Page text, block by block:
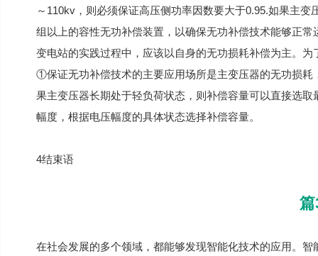
～110kv，则必须保证高压侧功率因数要大于0.95.如果主
组以上的容性无功补偿装置，以确保无功补偿技术能够正
变电站的实践过程中，应该以自身的无功损耗补偿为主。
①保证无功补偿技术的主要应用场所是主变压器的无功损
果主变压器长期处于轻负荷状态，则补偿容量可以直接选
幅度，根据电压幅度的具体状态选择补偿容量。
4结束语
在社会发展的多个领域，都能够发现智能化技术的应用。